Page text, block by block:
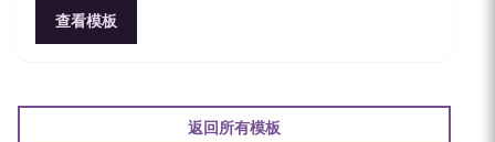
查看模板
返回所有模板